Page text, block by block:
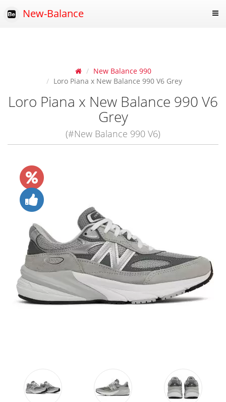
New-Balance
New Balance 990
Loro Piana x New Balance 990 V6 Grey
Loro Piana x New Balance 990 V6
Grey
(#New Balance 990 V6)